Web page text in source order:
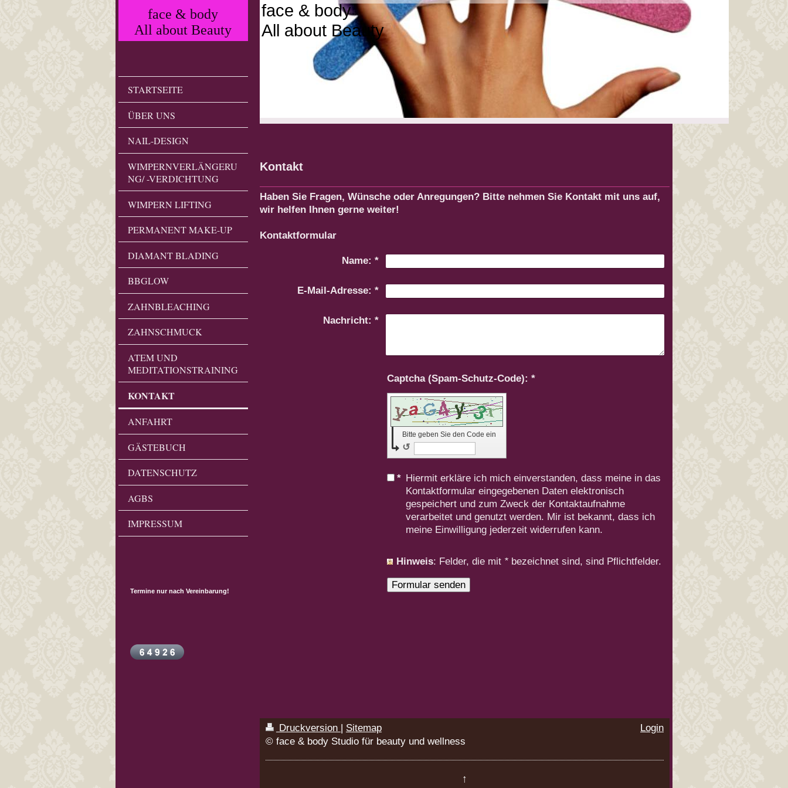
face & body
All about Beauty
STARTSEITE
ÜBER UNS
NAIL-DESIGN
WIMPERNVERLÄNGERU
NG/ -VERDICHTUNG
WIMPERN LIFTING
PERMANENT MAKE-UP
DIAMANT BLADING
BBGLOW
ZAHNBLEACHING
ZAHNSCHMUCK
ATEM UND
MEDITATIONSTRAINING
KONTAKT
ANFAHRT
GÄSTEBUCH
DATENSCHUTZ
AGBS
IMPRESSUM
Termine nur nach Vereinbarung!
face & body
All about Beauty
Kontakt
Haben Sie Fragen, Wünsche oder Anregungen? Bitte nehmen Sie Kontakt mit uns auf,
wir helfen Ihnen gerne weiter!
Kontaktformular
Name: *
E-Mail-Adresse: *
Nachricht: *
Captcha (Spam-Schutz-Code): *
Bitte geben Sie den Code ein
↺
* Hiermit erkläre ich mich einverstanden, dass meine in das
Kontaktformular eingegebenen Daten elektronisch
gespeichert und zum Zweck der Kontaktaufnahme
verarbeitet und genutzt werden. Mir ist bekannt, dass ich
meine Einwilligung jederzeit widerrufen kann.
Hinweis : Felder, die mit *bezeichnet sind, sind Pflichtfelder.
Druckversion | Sitemap
© face & body Studio für beauty und wellness
Login
↑